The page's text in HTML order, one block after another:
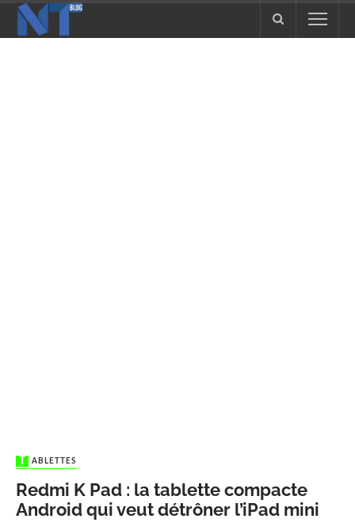
TABLETTES
Redmi K Pad : la tablette compacte
Android qui veut détrôner l’iPad mini